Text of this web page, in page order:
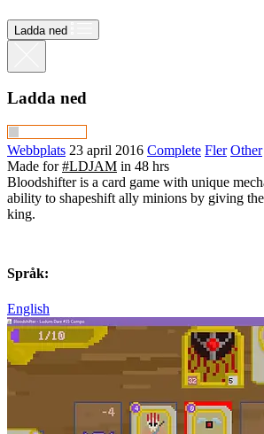
Ladda ned
Ladda ned
Webbplats 23 april 2016 Complete Fler Other
Made for#LDJAM in 48 hrs
Bloodshifter is a card game with unique
ability to shapeshift ally minions by giving
king.
Språk:
English